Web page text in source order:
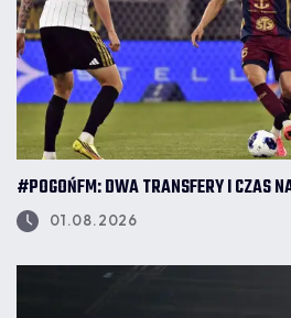
#POGOŃFM: DWA TRANSFERY I CZAS
01.08.2026